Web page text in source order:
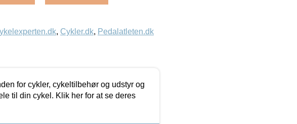
, Cykler.dk, Pedalatleten.dk
for cykler, cykeltilbehør og udstyr og
til din cykel. Klik her for at se deres